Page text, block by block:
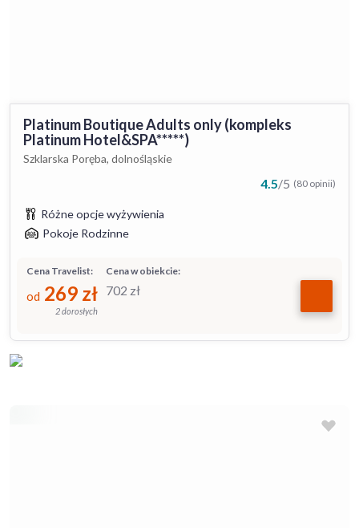
Platinum Boutique Adults only (kompleks
Platinum Hotel&SPA*****)
Szklarska Poręba, dolnośląskie
4.5/5 (80 opinii)
Różne opcje wyżywienia
Pokoje Rodzinne
Cena w obiekcie:
702 zł
Cena Travelist:
od 269 zł
2 dorosłych